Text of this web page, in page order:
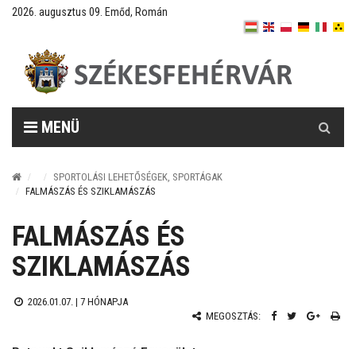
2026. augusztus 09. Emőd, Román
MENÜ
SPORTOLÁSI LEHETŐSÉGEK, SPORTÁGAK
FALMÁSZÁS ÉS SZIKLAMÁSZÁS
FALMÁSZÁS ÉS
SZIKLAMÁSZÁS
2026.01.07. | 7 HÓNAPJA
MEGOSZTÁS: